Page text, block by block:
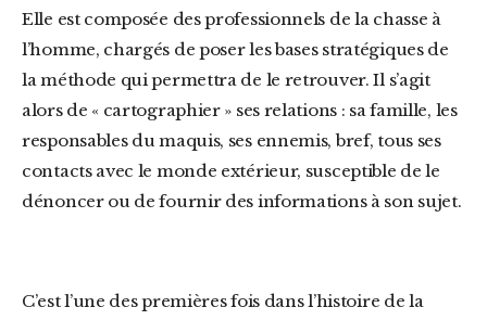
Elle est composée des professionnels de la chasse à
l’homme, chargés de poser les bases stratégiques de
la méthode qui permettra de le retrouver. Il s’agit
alors de « cartographier » ses relations : sa famille, les
responsables du maquis, ses ennemis, bref, tous ses
contacts avec le monde extérieur, susceptible de le
dénoncer ou de fournir des informations à son sujet.
C’est l’une des premières fois dans l’histoire de la